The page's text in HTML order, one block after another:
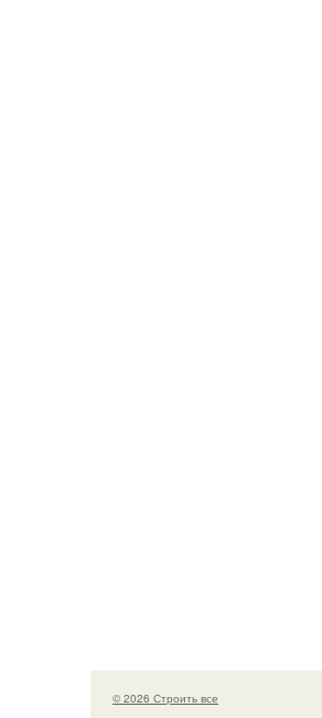
© 2026 Строить все